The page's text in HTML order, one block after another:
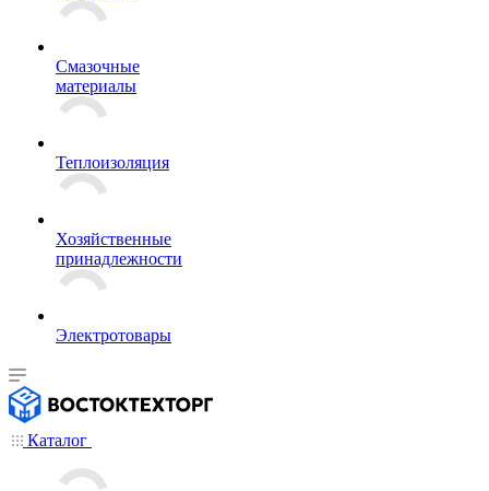
Смазочные
материалы
Теплоизоляция
Хозяйственные
принадлежности
Электротовары
Каталог